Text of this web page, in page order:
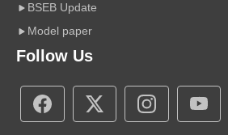
BSEB Update
Model paper
Follow Us